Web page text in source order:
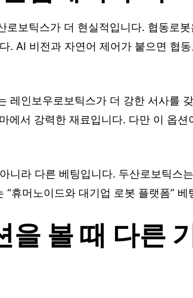
로보틱스가 더 현실적입니다. 협동로
. AI 비전과 자연어 제어가 붙으면 협
레인보우로보틱스가 더 강한 서사를
에서 강력한 재료입니다. 다만 이 옵션
니라 다른 베팅입니다. 두산로보틱스
“휴머노이드와 대기업 로봇 플랫폼” 베
을 볼 때 다른